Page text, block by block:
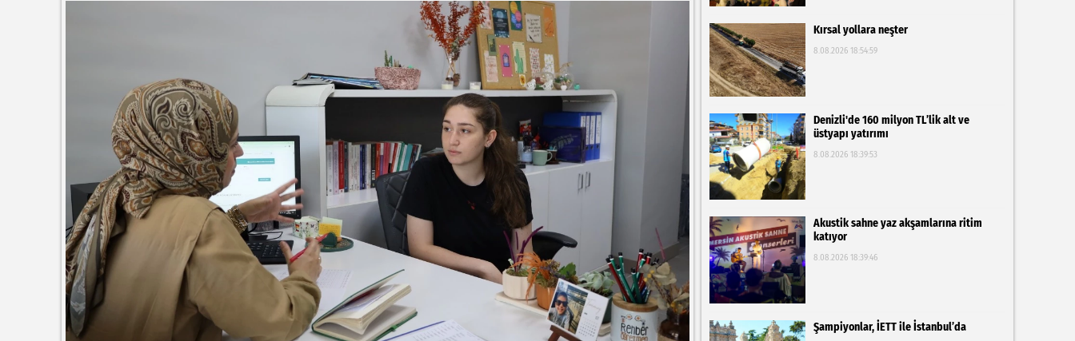
Kırsal yollara neşter
8.08.2026 18:54:59
Denizli'de 160 milyon TL’lik alt ve
üstyapı yatırımı
8.08.2026 18:39:53
Akustik sahne yaz akşamlarına ritim
katıyor
8.08.2026 18:39:46
Şampiyonlar, İETT ile İstanbul’da